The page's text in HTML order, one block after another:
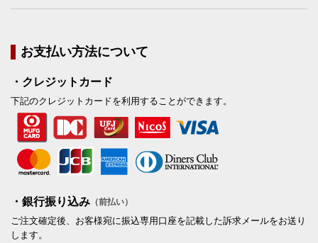
お支払い方法について
・クレジットカード
下記のクレジットカードを利用することができます。
・銀行振り込み （前払い）
ご注文確定後、お客様宛に振込専用口座を記載した訴求メールをお送り
します。